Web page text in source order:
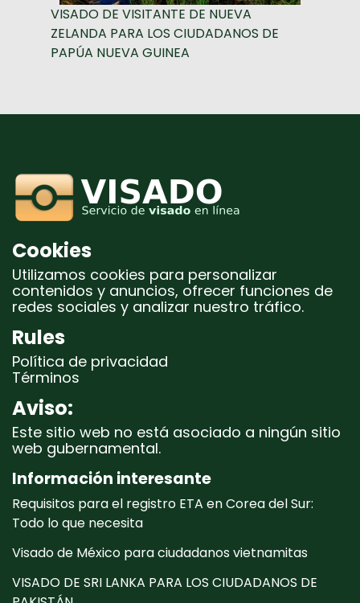
VISADO DE VISITANTE DE NUEVA
ZELANDA PARA LOS CIUDADANOS DE
PAPÚA NUEVA GUINEA
Cookies
Utilizamos cookies para personalizar
contenidos y anuncios, ofrecer funciones de
redes sociales y analizar nuestro tráfico.
Rules
Política de privacidad
Términos
Aviso:
Este sitio web no está asociado a ningún sitio
web gubernamental.
Información interesante
Requisitos para el registro ETA en Corea del Sur:
Todo lo que necesita
Visado de México para ciudadanos vietnamitas
VISADO DE SRI LANKA PARA LOS CIUDADANOS DE